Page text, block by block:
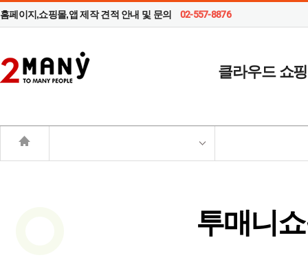
홈페이지,쇼핑몰,앱 제작 견적 안내 및 문의 02-557-8876
클라우드 쇼
투매니